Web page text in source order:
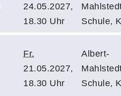
24.05.2027,
18.30 Uhr
Schule,
Fr.
21.05.2027,
18.30 Uhr
Albert-
Schule,